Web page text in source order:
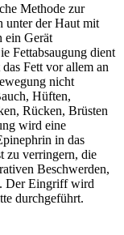
Methode zur
unter der Haut mit
ein Gerät
Fettabsaugung dient
Fett vor allem an
nicht
Hüften,
Rücken, Brüsten
wird eine
in das
zu verringern, die
Beschwerden,
Der Eingriff wird
durchgeführt.